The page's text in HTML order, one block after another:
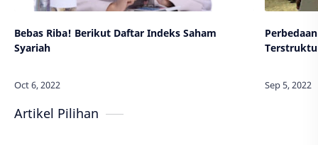
Bebas Riba! Berikut Daftar Indeks Saham
Syariah
Artikel Pilihan